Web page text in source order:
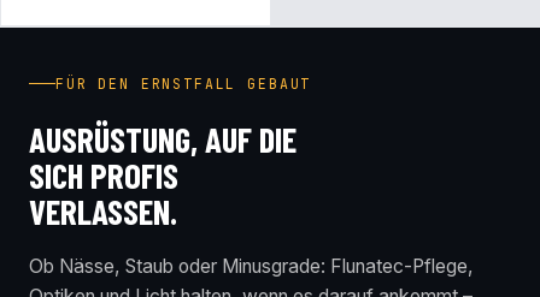
FÜR DEN ERNSTFALL GEBAUT
AUSRÜSTUNG, AUF DIE
SICH PROFIS
VERLASSEN.
Ob Nässe, Staub oder Minusgrade: Flunatec-Pflege,